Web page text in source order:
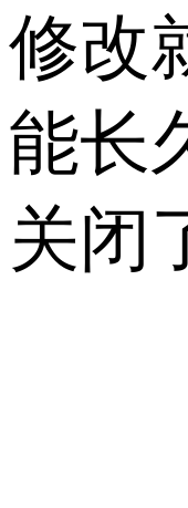
修改
能长
关闭